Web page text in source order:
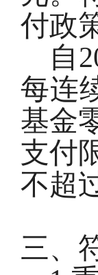
付政
自
每连
基金
支付
不超
三、